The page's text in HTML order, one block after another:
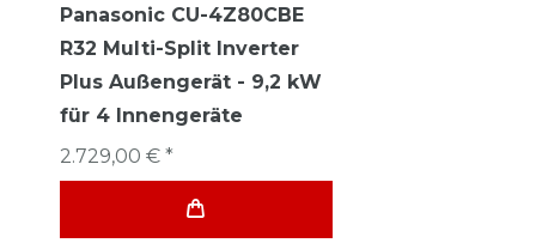
Panasonic CU-4Z80CBE
R32 Multi-Split Inverter
Plus Außengerät - 9,2 kW
für 4 Innengeräte
2.729,00 € *